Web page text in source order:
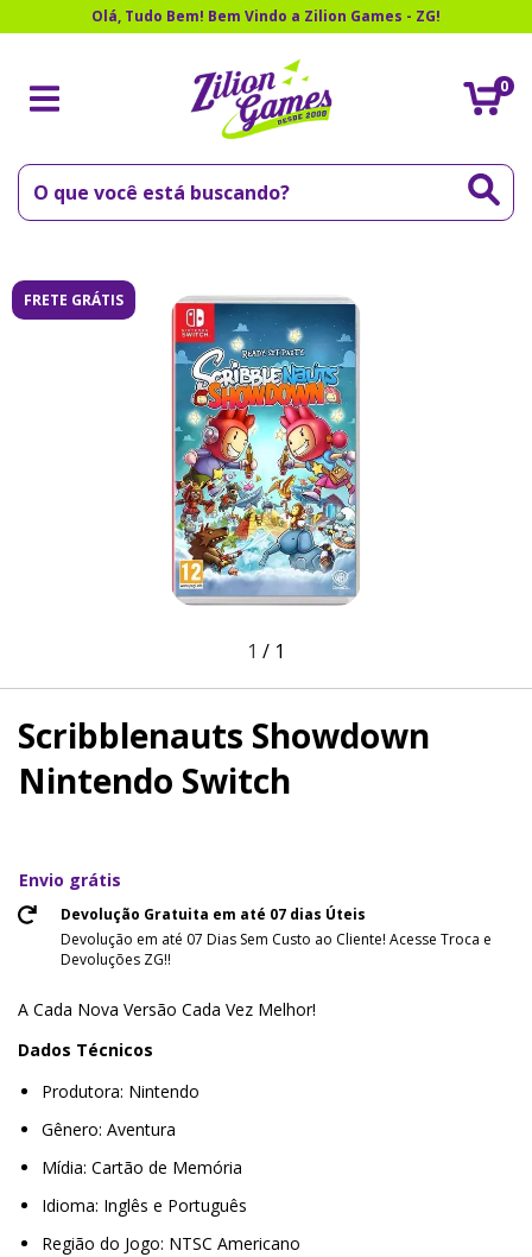
Olá, Tudo Bem! Bem Vindo a Zilion Games - ZG!
0
FRETE GRÁTIS
1 / 1
Scribblenauts Showdown
Nintendo Switch
Envio grátis
Devolução Gratuita em até 07 dias Úteis
Devolução em até 07 Dias Sem Custo ao Cliente! Acesse Troca e
Devoluções ZG!!
A Cada Nova Versão Cada Vez Melhor!
Dados Técnicos
Produtora: Nintendo
Gênero: Aventura
Mídia: Cartão de Memória
Idioma: Inglês e Português
Região do Jogo: NTSC Americano